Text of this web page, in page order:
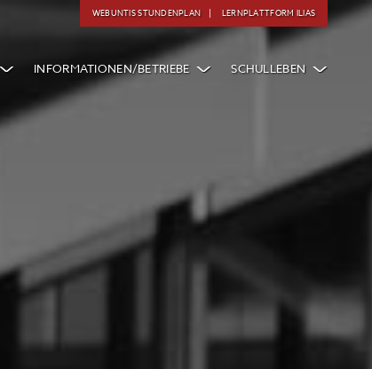
INFORMATIONEN/BETRIEBE SCHULLEBEN
WEBUNTIS STUNDENPLAN LERNPLATTFORM ILIAS